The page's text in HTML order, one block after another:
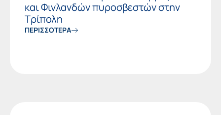
και Φινλανδών πυροσβεστών στην
Τρίπολη
ΠΕΡΙΣΣΟΤΕΡΑ